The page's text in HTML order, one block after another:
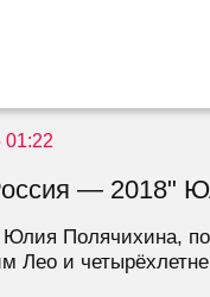
01:22
— 2018"
Юлия Полячихина,
Лео и